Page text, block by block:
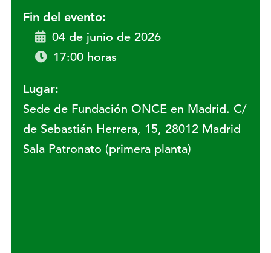
Fin del evento:
04 de junio de 2026
17:00 horas
Lugar:
Sede de Fundación ONCE en Madrid. C/
de Sebastián Herrera, 15, 28012 Madrid
Sala Patronato (primera planta)